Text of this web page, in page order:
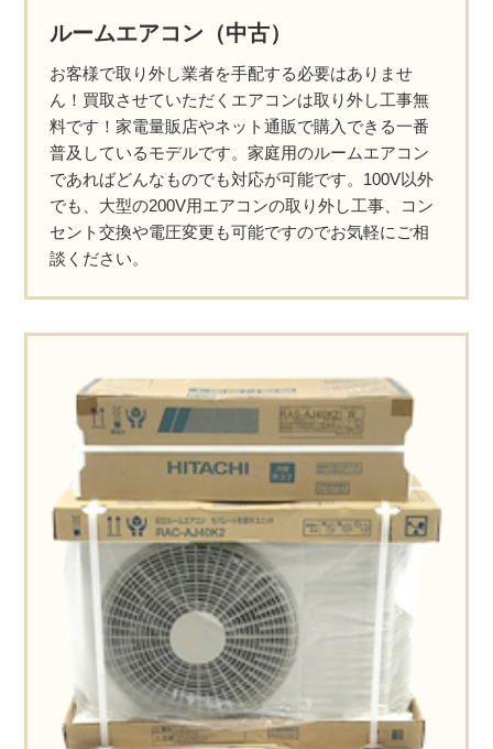
ルームエアコン（中古）
お客様で取り外し業者を手配する必要はありませ
ん！買取させていただくエアコンは取り外し工事無
料です！家電量販店やネット通販で購入できる一番
普及しているモデルです。家庭用のルームエアコン
であればどんなものでも対応が可能です。100V以外
でも、大型の200V用エアコンの取り外し工事、コン
セント交換や電圧変更も可能ですのでお気軽にご相
談ください。